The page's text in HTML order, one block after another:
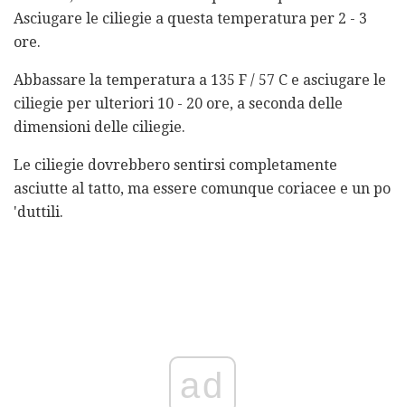
Asciugare le ciliegie a questa temperatura per 2 - 3
ore.
Abbassare la temperatura a 135 F / 57 C e asciugare le
ciliegie per ulteriori 10 - 20 ore, a seconda delle
dimensioni delle ciliegie.
Le ciliegie dovrebbero sentirsi completamente
asciutte al tatto, ma essere comunque coriacee e un po
'duttili.
ad